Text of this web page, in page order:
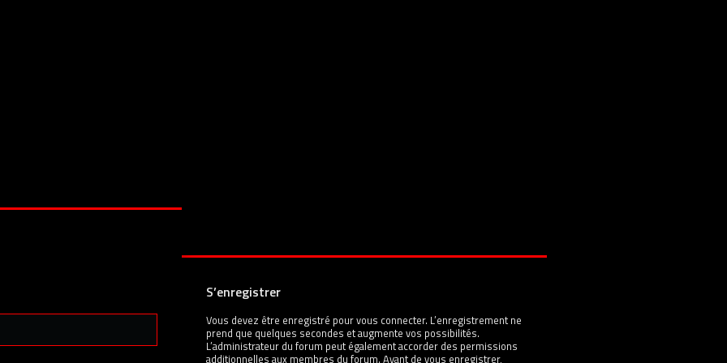
S’enregistrer
Vous devez être enregistré pour vous connecter. L’enregistrement ne
prend que quelques secondes et augmente vos possibilités.
L’administrateur du forum peut également accorder des permissions
additionnelles aux membres du forum. Avant de vous enregistrer,